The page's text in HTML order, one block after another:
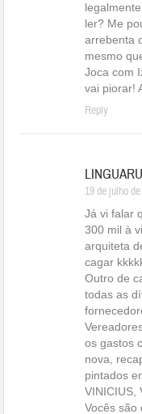
ler? Me
arrebenta
mesmo
Joca com
vai piorar!
Reply
19 de julho
Já vi falar
300 mil à
arquiteta
cagar
Outro de
todas as
os gastos
nova,
pintados
VINICIUS,
Vocês são